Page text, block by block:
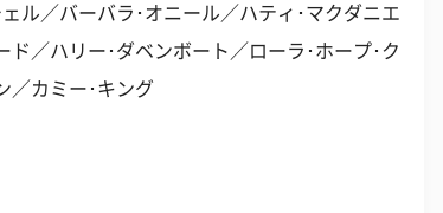
ル／バーバラ･オニール／ハティ･マクダニエ
ド／ハリー･ダベンボート／ローラ･ホープ･ク
／カミー･キング